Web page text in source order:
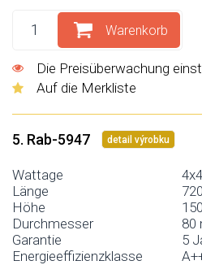
Warenkorb
Die Preisüberwachung
Auf die Merkliste
5. Rab-5947 detail výrobku
Wattage
Länge
Höhe
Durchmesser
80
Garantie
5
Energieeffizienzklasse